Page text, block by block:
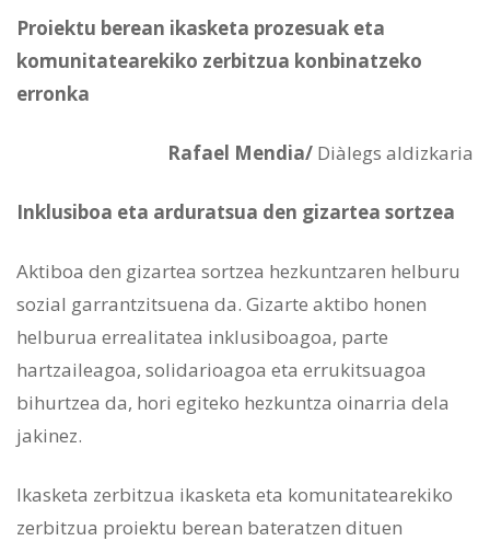
Proiektu berean ikasketa prozesuak eta
komunitatearekiko zerbitzua konbinatzeko
erronka
Rafael Mendia/ Diàlegs aldizkaria
Inklusiboa eta arduratsua den gizartea sortzea
Aktiboa den gizartea sortzea hezkuntzaren helburu
sozial garrantzitsuena da. Gizarte aktibo honen
helburua errealitatea inklusiboagoa, parte
hartzaileagoa, solidarioagoa eta errukitsuagoa
bihurtzea da, hori egiteko hezkuntza oinarria dela
jakinez.
Ikasketa zerbitzua ikasketa eta komunitatearekiko
zerbitzua proiektu berean bateratzen dituen